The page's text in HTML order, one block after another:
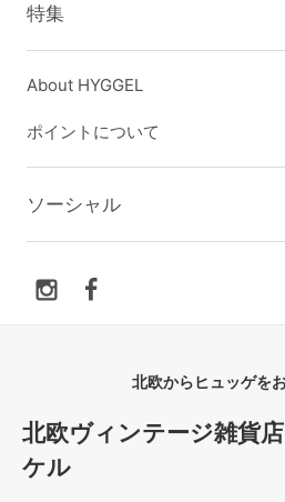
特集
About HYGGEL
ポイントについて
ソーシャル
北欧からヒュッゲを
北欧ヴィンテージ雑貨
ケル